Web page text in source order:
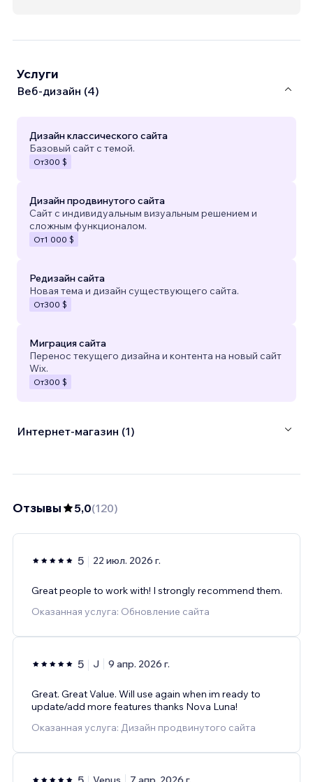
Услуги
Веб-дизайн (4)
Дизайн классического сайта
Базовый сайт с темой.
От300 $
Дизайн продвинутого сайта
Сайт с индивидуальным визуальным решением и
сложным функционалом.
От1 000 $
Редизайн сайта
Новая тема и дизайн существующего сайта.
От300 $
Миграция сайта
Перенос текущего дизайна и контента на новый сайт
Wix.
От300 $
Интернет-магазин (1)
Отзывы 5,0(120)
5 22 июл. 2026 г.
Great people to work with! I strongly recommend them.
Оказанная услуга: Обновление сайта
5 J 9 апр. 2026 г.
Great. Great Value. Will use again when im ready to
update/add more features thanks Nova Luna!
Оказанная услуга: Дизайн продвинутого сайта